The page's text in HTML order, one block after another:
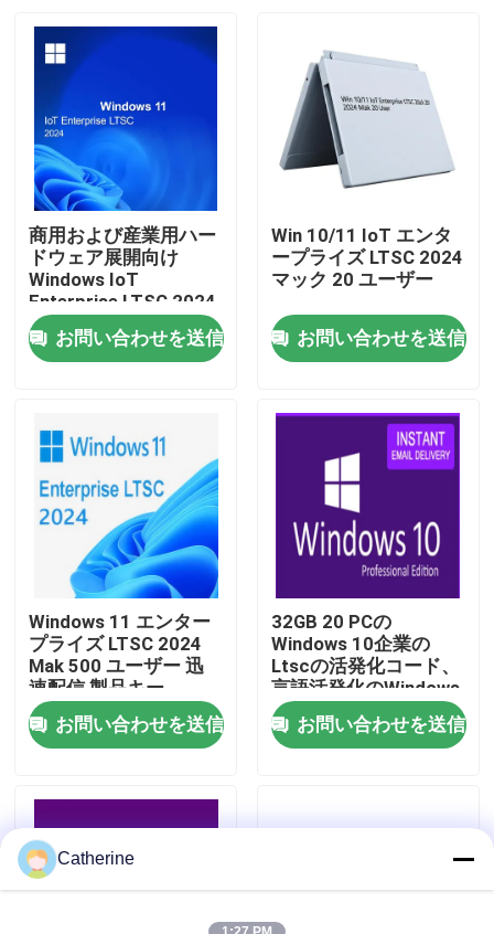
家へ
製品
ビデオ
わたしたち に つい て
品質管理
連絡 ください
ニュース
オフィス 2024 キー 購入
オフィス2021の専門のプラス
商用および産業用ハー
ドウェア展開向け
Windows IoT
Enterprise LTSC 2024
のアクティベーション
お問い合わせを送信
Win 10/11 IoT エンタ
ープライズ LTSC 2024
マック 20 ユーザー
お問い合わせを送信
Windows 11 エンター
プライズ LTSC 2024
Mak 500 ユーザー 迅
速配信 製品キー
お問い合わせを送信
32GB 20 PCの
Windows 10企業の
Ltscの活発化コード、
言語活発化のWindows
多10コード
お問い合わせを送信
Catherine